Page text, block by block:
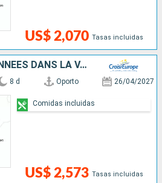
US$ 2,070 Tasas incluidas
CROISIÈRE ET RANDONNÉES DANS LA VALLÉE DU DOURO, UNE NATURE PRÉSERVÉE
8 d Oporto 26/04/2027
US$ 2,573 Tasas incluidas
Comidas incluidas